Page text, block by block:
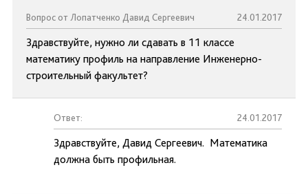
Вопрос от Лопатченко Давид Сергеевич 24.01.2017
Здравствуйте, нужно ли сдавать в 11 классе
математику профиль на направление Инженерно-
строительный факультет?
Ответ: 24.01.2017
Здравствуйте, Давид Сергеевич. Математика
должна быть профильная.